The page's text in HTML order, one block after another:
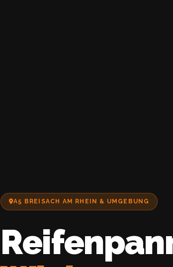
A5 BREISACH AM RHEIN & UMGEBUNG